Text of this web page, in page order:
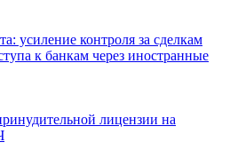
усиление контроля за сделкам
к банкам через иностранные
лицензии на